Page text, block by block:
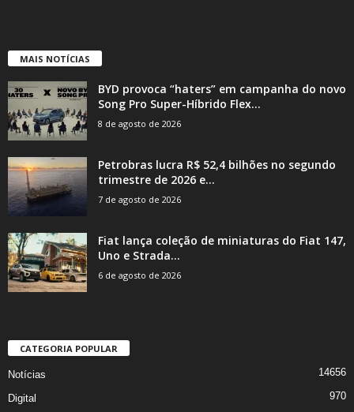
MAIS NOTÍCIAS
BYD provoca “haters” em campanha do novo
Song Pro Super-Híbrido Flex...
8 de agosto de 2026
Petrobras lucra R$ 52,4 bilhões no segundo
trimestre de 2026 e...
7 de agosto de 2026
Fiat lança coleção de miniaturas do Fiat 147,
Uno e Strada...
6 de agosto de 2026
CATEGORIA POPULAR
Notícias 14656
Digital 970